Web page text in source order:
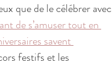
que de le célébrer avec
de s’amuser tout en
savent
festifs et les